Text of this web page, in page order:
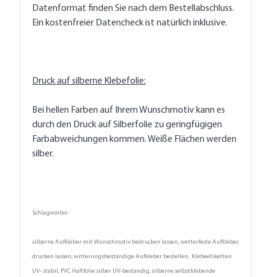
Datenformat finden Sie nach dem Bestellabschluss.
Ein kostenfreier Datencheck ist natürlich inklusive.
Druck auf silberne Klebefolie:
Bei hellen Farben auf Ihrem Wunschmotiv kann es
durch den Druck auf Silberfolie zu geringfügigen
Farbabweichungen kommen. Weiße Flächen werden
silber.
Schlagwörter:
silberne Aufkleber mit Wunschmotiv bedrucken lassen, wetterfeste Aufkleber
drucken lassen, witterungsbeständige Aufkleber bestellen, Klebeetiketten
UV- stabil, PVC Haftfolie silber UV-beständig, silberne selbstklebende